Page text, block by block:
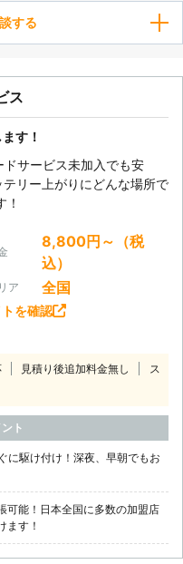
する
ス
す！
サービス未加入でも安
リー上がりにどんな場所で
8,800円～（税
込）
ア 全国
を確認
見積り後追加料金無し
ス
ト
に駆け付け！深夜、早朝でもお
可能！日本全国に多数の加盟店
ます！